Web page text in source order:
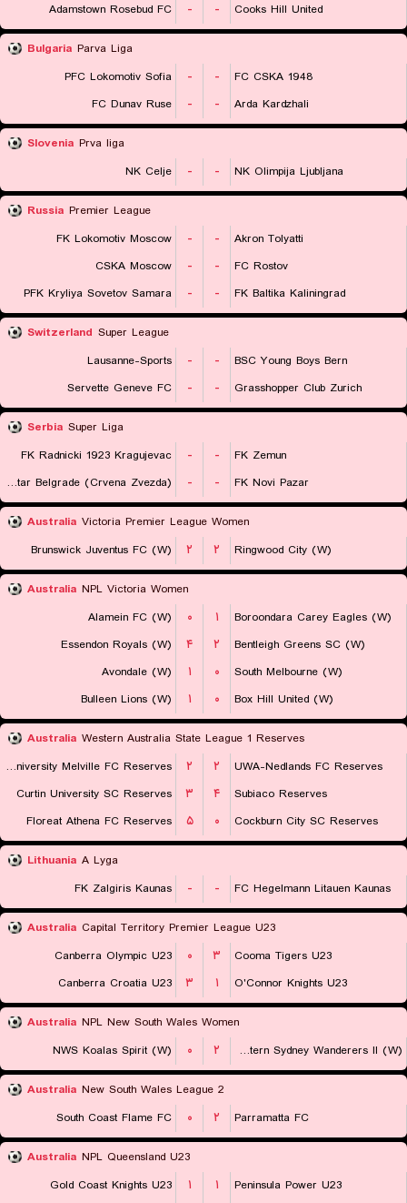
Adamstown Rosebud FC
- - Cooks Hill United
Bulgaria Parva Liga
PFC Lokomotiv Sofia
- -
FC CSKA 1948
FC Dunav Ruse
- - Arda Kardzhali
Slovenia Prva liga
NK Celje
- - NK Olimpija Ljubljana
Russia Premier League
FK Lokomotiv Moscow
- -
Akron Tolyatti
CSKA Moscow
- -
FC Rostov
PFK Kryliya Sovetov Samara
- - FK Baltika Kaliningrad
Switzerland Super League
Lausanne-Sports
- -
BSC Young Boys Bern
Servette Geneve FC
- - Grasshopper Club Zurich
Serbia Super Liga
FK Radnicki 1923 Kragujevac
- -
FK Zemun
FK Red Star Belgrade (Crvena Zvezda)
- - FK Novi Pazar
Australia Victoria Premier League Women
Brunswick Juventus FC (W)
۲ ۲ Ringwood City (W)
Australia NPL Victoria Women
Alamein FC (W)
۰ ۱
Boroondara Carey Eagles (W)
Essendon Royals (W)
۴ ۲
Bentleigh Greens SC (W)
Avondale (W)
۱ ۰
South Melbourne (W)
Bulleen Lions (W)
۱ ۰ Box Hill United (W)
Australia Western Australia State League 1 Reserves
Murdoch University Melville FC Reserves
۲ ۲
UWA-Nedlands FC Reserves
Curtin University SC Reserves
۳ ۴
Subiaco Reserves
Floreat Athena FC Reserves
۵ ۰ Cockburn City SC Reserves
Lithuania A Lyga
FK Zalgiris Kaunas
- - FC Hegelmann Litauen Kaunas
Australia Capital Territory Premier League U23
Canberra Olympic U23
۰ ۳
Cooma Tigers U23
Canberra Croatia U23
۳ ۱ O'Connor Knights U23
Australia NPL New South Wales Women
NWS Koalas Spirit (W)
۰ ۲ Western Sydney Wanderers II (W)
Australia New South Wales League 2
South Coast Flame FC
۰ ۲ Parramatta FC
Australia NPL Queensland U23
Gold Coast Knights U23
۱ ۱
Peninsula Power U23